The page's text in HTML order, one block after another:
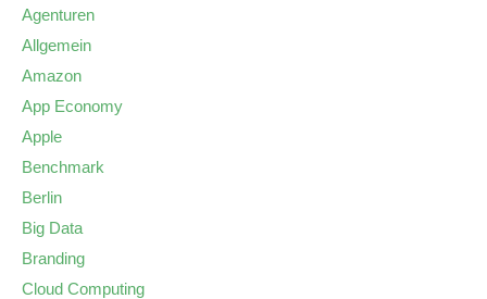
Agenturen
Allgemein
Amazon
App Economy
Apple
Benchmark
Berlin
Big Data
Branding
Cloud Computing